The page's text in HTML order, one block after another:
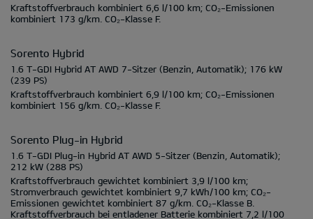
Kraftstoffverbrauch kombiniert 6,6 l/100 km; CO₂-Emissionen
kombiniert 173 g/km. CO₂-Klasse F.
Sorento Hybrid
1.6 T-GDI Hybrid AT AWD 7-Sitzer (Benzin, Automatik); 176 kW
(239 PS)
Kraftstoffverbrauch kombiniert 6,9 l/100 km; CO₂-Emissionen
kombiniert 156 g/km. CO₂-Klasse F.
Sorento Plug-in Hybrid
1.6 T-GDI Plug-in Hybrid AT AWD 5-Sitzer (Benzin, Automatik);
212 kW (288 PS)
Kraftstoffverbrauch gewichtet kombiniert 3,9 l/100 km;
Stromverbrauch gewichtet kombiniert 9,7 kWh/100 km; CO₂-
Emissionen gewichtet kombiniert 87 g/km. CO₂-Klasse B.
Kraftstoffverbrauch bei entladener Batterie kombiniert 7,2 l/100